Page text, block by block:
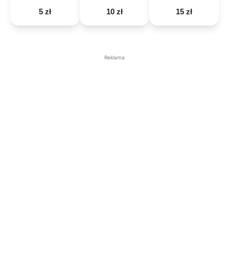
5 zł 10 zł 15 zł
Reklama